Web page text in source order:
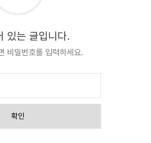
있는 글입니다.
비밀번호를 입력하세요.
확인